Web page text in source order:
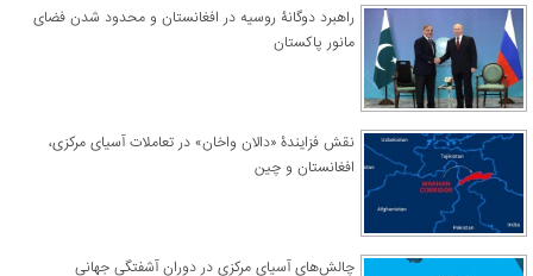
راهبرد دوگانۀ روسیه در افغانستان و محدود شدن فضای
مانور پاکستان
نقش فزایندۀ «دالان واخان» در تعاملات آسیای مرکزی،
افغانستان و چین
چالش‌های آسیای مرکزی در دوران آشفتگی جهانی